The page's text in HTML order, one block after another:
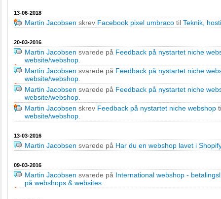
13-06-2018
Martin Jacobsen skrev Facebook pixel umbraco til Teknik,
20-03-2016
Martin Jacobsen svarede på Feedback på nystartet niche
website/webshop
Martin Jacobsen svarede på Feedback på nystartet niche
website/webshop
Martin Jacobsen svarede på Feedback på nystartet niche
website/webshop
Martin Jacobsen skrev Feedback på nystartet niche webshop
website/webshop
13-03-2016
Martin Jacobsen svarede på Har du en webshop lavet i
09-03-2016
Martin Jacobsen svarede på International webshop -
på webshops & websites